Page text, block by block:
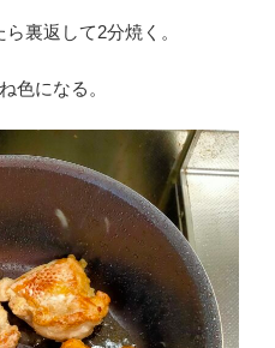
裏返して2分焼く。
色になる。